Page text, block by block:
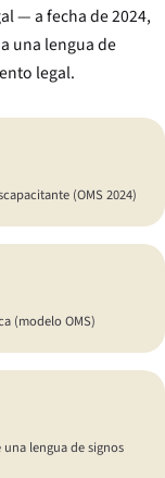
— a fecha de 2024,
una lengua de
legal.
(OMS 2024)
(modelo OMS)
lengua de signos